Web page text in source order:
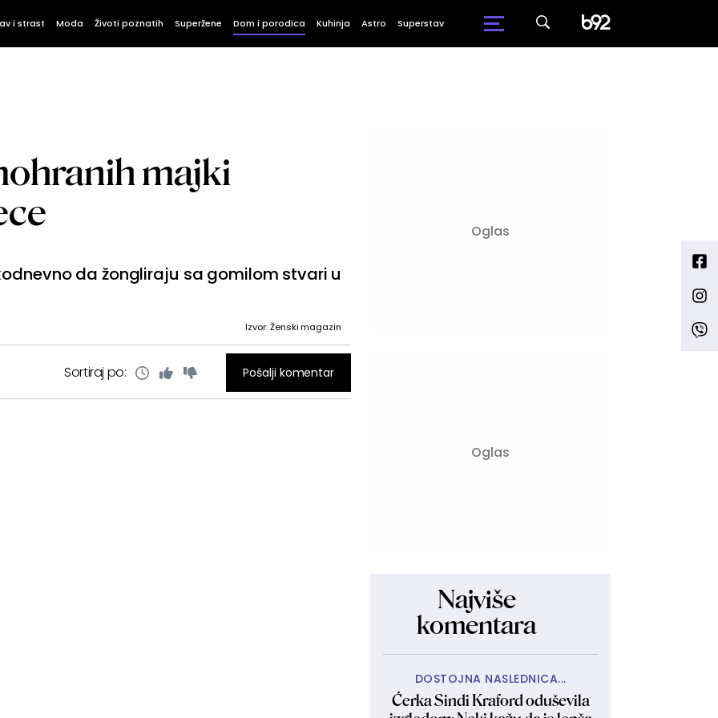
i strast Moda Životi poznatih Superžene Dom i porodica Kuhinja Astro Superstav
majki
da žongliraju sa gomilom stvari u
Izvor: Ženski magazin
Sortiraj po: Pošalji komentar
Najviše
komentara
DOSTOJNA NASLEDNICA...
Ćerka Sindi Kraford oduševila